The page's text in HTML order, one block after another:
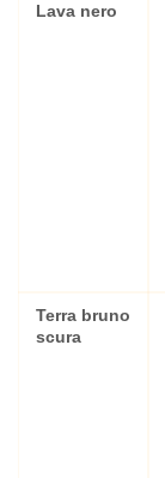
Lava nero
Terra bruno
scura